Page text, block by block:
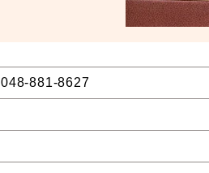
048-881-8627